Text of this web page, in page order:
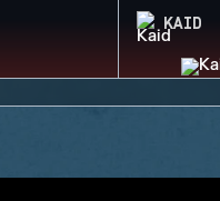
KAID